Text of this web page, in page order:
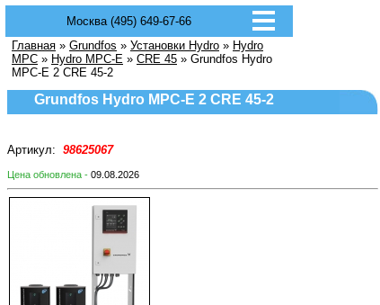
Москва (495) 649-67-66
Главная » Grundfos » Установки Hydro » Hydro
MPC » Hydro MPC-E » CRE 45 » Grundfos Hydro
MPC-E 2 CRE 45-2
Grundfos Hydro MPC-E 2 CRE 45-2
Артикул: 98625067
Цена обновлена - 09.08.2026